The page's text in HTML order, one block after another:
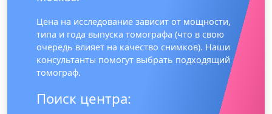
Цена на исследование зависит от мощности,
типа и года выпуска томографа (что в свою
очередь влияет на качество снимков). Наши
консультанты помогут выбрать подходящий
томограф.
Поиск центра: